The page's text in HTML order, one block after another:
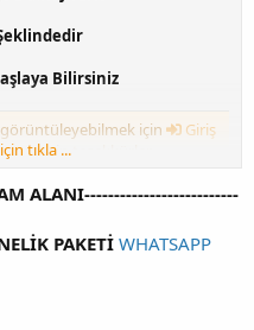
Bilirsiniz
için
Giriş
için teşekkürler.
tıkla ...
ALANI--------------------------
PAKETİ WHATSAPP